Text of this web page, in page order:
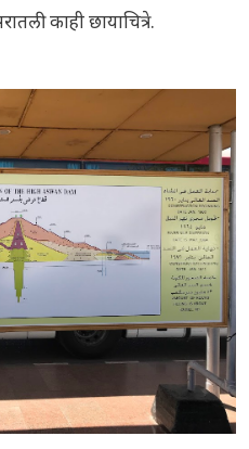
काही छायाचित्रे.